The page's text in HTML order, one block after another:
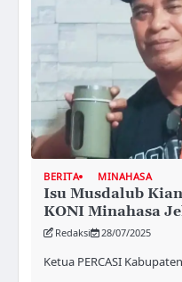
BERITA MINAHASA
Isu Musdalub
KONI Minahasa
Redaksi 28/07/2025
Ketua PERCASI